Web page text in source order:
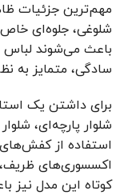
مهم‌ترین جزئیات
شلوغی، جلوه‌ای
باعث می‌شوند
سادگی، متمایز به
برای داشتن یک
شلوار پارچه‌ای،
استفاده از
اکسسوری‌های ظریف،
کوتاه این مدل نیز